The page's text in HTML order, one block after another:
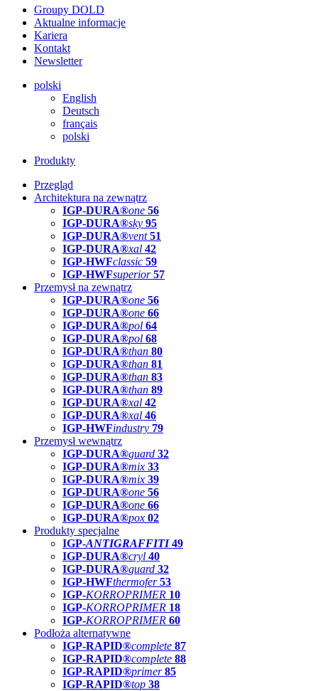
Groupy DOLD
Aktualne informacje
Kariera
Kontakt
Newsletter
polski
English
Deutsch
français
polski
Produkty
Przegląd
Architektura na zewnątrz
IGP-DURA®one 56
IGP-DURA®sky 95
IGP-DURA®vent 51
IGP-DURA®xal 42
IGP-HWFclassic 59
IGP-HWFsuperior 57
Przemysł na zewnątrz
IGP-DURA®one 56
IGP-DURA®one 66
IGP-DURA®pol 64
IGP-DURA®pol 68
IGP-DURA®than 80
IGP-DURA®than 81
IGP-DURA®than 83
IGP-DURA®than 89
IGP-DURA®xal 42
IGP-DURA®xal 46
IGP-HWFindustry 79
Przemysł wewnątrz
IGP-DURA®guard 32
IGP-DURA®mix 33
IGP-DURA®mix 39
IGP-DURA®one 56
IGP-DURA®one 66
IGP-DURA®pox 02
Produkty specjalne
IGP-ANTIGRAFFITI49
IGP-DURA®cryl 40
IGP-DURA®guard 32
IGP-HWFthermofer 53
IGP-KORROPRIMER 10
IGP-KORROPRIMER 18
IGP-KORROPRIMER 60
Podłoża alternatywne
IGP-RAPID®complete 87
IGP-RAPID®complete 88
IGP-RAPID®primer 85
IGP-RAPID®top 38